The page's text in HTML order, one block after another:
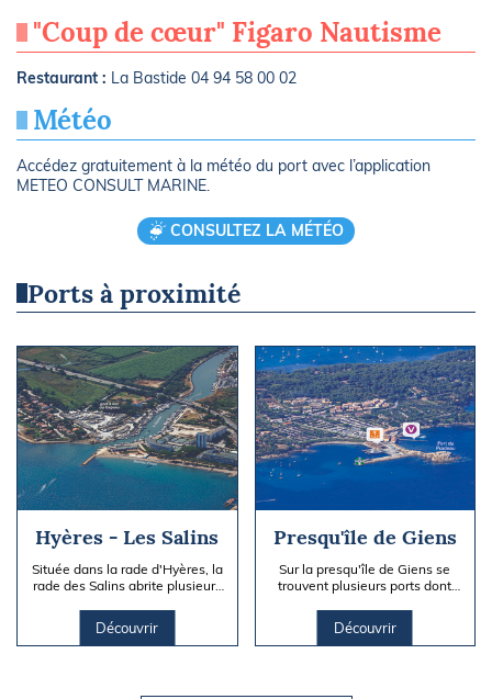
"Coup de cœur" Figaro Nautisme
Restaurant : La Bastide 04 94 58 00 02
Météo
Accédez gratuitement à la météo du port avec l’application
METEO CONSULT MARINE.
CONSULTEZ LA MÉTÉO
Ports à proximité
Hyères - Les Salins
Située dans la rade d'Hyères, la
rade des Salins abrite plusieurs
Port du Gapeau.
Découvrir
Presqu'île de Giens
Sur la presqu'île de Giens se
trouvent plusieurs ports dont
la façade nord. Celui-ci...
Découvrir